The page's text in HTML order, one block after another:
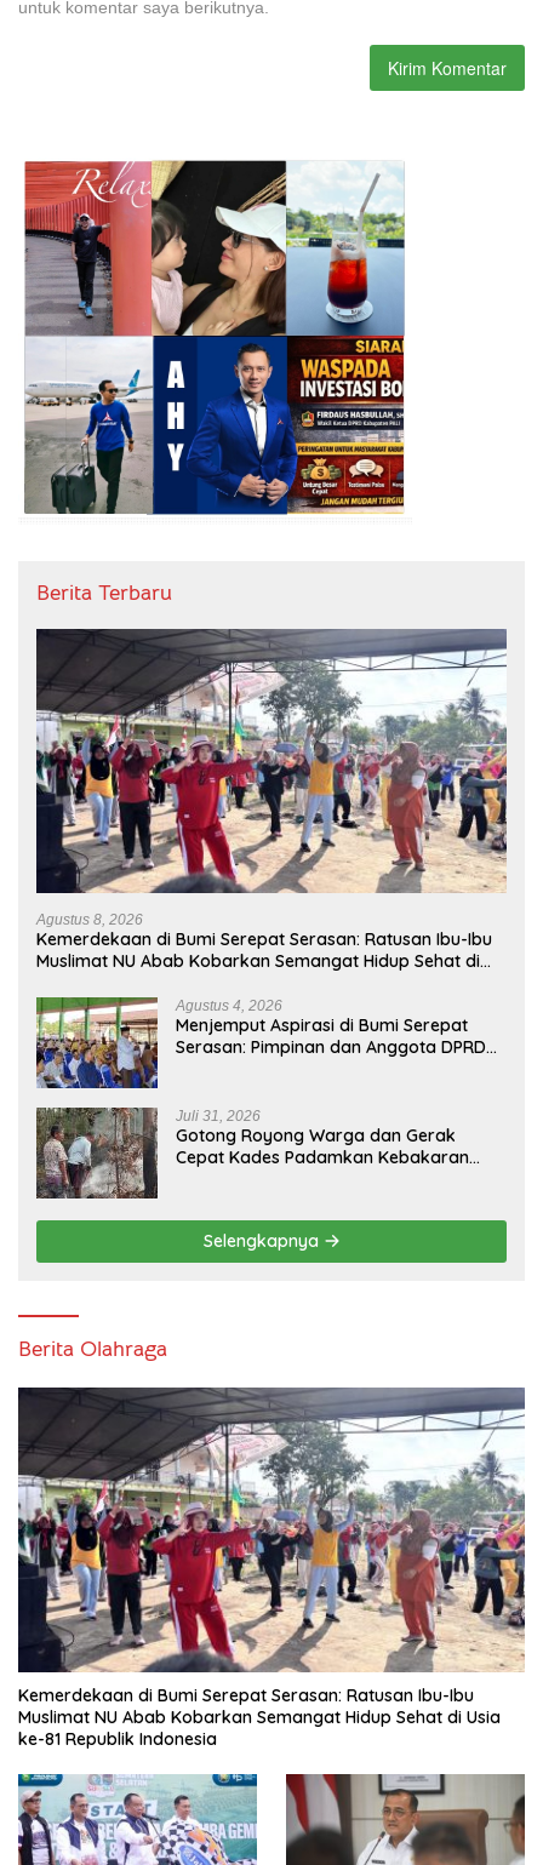
untuk komentar saya berikutnya.
Berita Terbaru
Agustus 8, 2026
Kemerdekaan di Bumi Serepat Serasan: Ratusan Ibu-Ibu
Muslimat NU Abab Kobarkan Semangat Hidup Sehat di
Agustus 4, 2026
Menjemput Aspirasi di Bumi Serepat
Serasan: Pimpinan dan Anggota DPRD
2026
Juli 31, 2026
Gotong Royong Warga dan Gerak
Cepat Kades Padamkan Kebakaran
Selengkapnya
Berita Olahraga
Kemerdekaan di Bumi Serepat Serasan: Ratusan Ibu-Ibu
Muslimat NU Abab Kobarkan Semangat Hidup Sehat di Usia
ke-81 Republik Indonesia